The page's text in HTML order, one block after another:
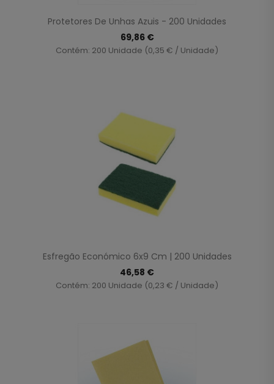
Protetores De Unhas Azuis - 200 Unidades
69,86 €
Contém: 200 Unidade (0,35 € / Unidade)
Esfregão Económico 6x9 Cm | 200 Unidades
46,58 €
Contém: 200 Unidade (0,23 € / Unidade)